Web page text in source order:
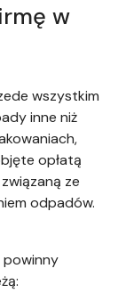
w
wszystkim
inne niż
opłatą
ze
odpadów.
powinny